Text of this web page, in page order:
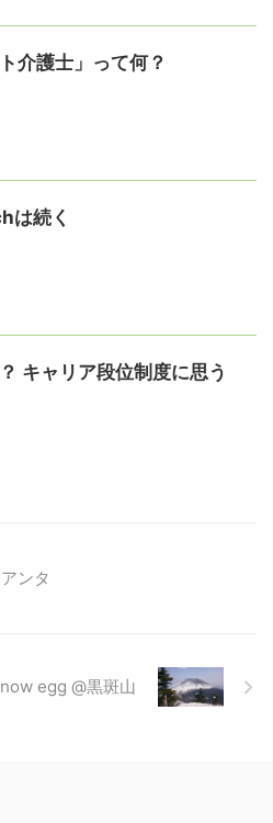
ト介護士」って何？
は続く
キャリア段位制度に思う
ンタ
egg @黒斑山